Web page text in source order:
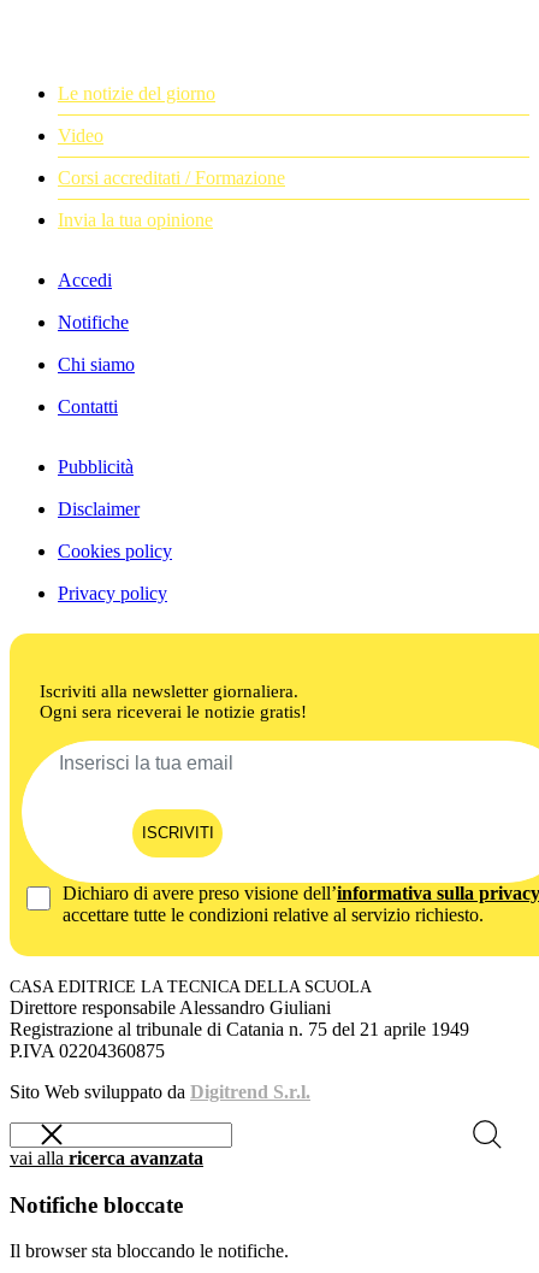
Le notizie del giorno
Video
Corsi accreditati / Formazione
Invia la tua opinione
Accedi
Notifiche
Chi siamo
Contatti
Pubblicità
Disclaimer
Cookies policy
Privacy policy
Iscriviti alla newsletter giornaliera.
Ogni sera riceverai le notizie gratis!
ISCRIVITI
Dichiaro di avere preso visione dell’informativa sulla privacy
accettare tutte le condizioni relative al servizio richiesto.
CASA EDITRICE LA TECNICA DELLA SCUOLA
Direttore responsabile Alessandro Giuliani
Registrazione al tribunale di Catania n. 75 del 21 aprile 1949
P.IVA 02204360875
Sito Web sviluppato da Digitrend S.r.l.
vai alla ricerca avanzata
Notifiche bloccate
Il browser sta bloccando le notifiche.